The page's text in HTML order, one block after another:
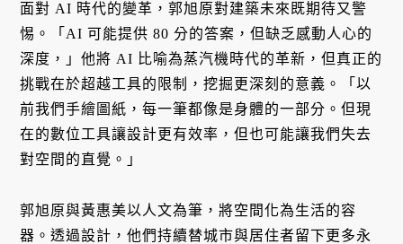
面對 AI 時代的變革，郭旭原對建築未來既期待又警
惕。「AI 可能提供 80 分的答案，但缺乏感動人心的
深度，」他將 AI 比喻為蒸汽機時代的革新，但真正的
挑戰在於超越工具的限制，挖掘更深刻的意義。「以
前我們手繪圖紙，每一筆都像是身體的一部分。但現
在的數位工具讓設計更有效率，但也可能讓我們失去
對空間的直覺。」
郭旭原與黃惠美以人文為筆，將空間化為生活的容
器。透過設計，他們持續替城市與居住者留下更多永